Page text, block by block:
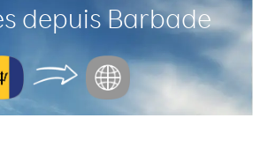
depuis Barbade